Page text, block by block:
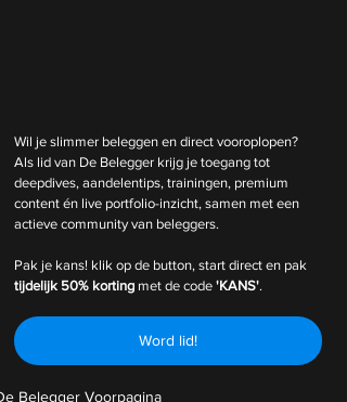
Wil je slimmer beleggen en direct vooroplopen?
Als lid van De Belegger krijg je toegang tot
deepdives, aandelentips, trainingen, premium
content én live portfolio-inzicht, samen met een
actieve community van beleggers.
Pak je kans! klik op de button, start direct en pak
tijdelijk 50% korting met de code 'KANS'.
Word lid!
Belegger Voorpagina